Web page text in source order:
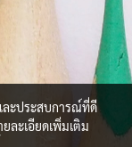
ละประสบการณ์ที่ดี
ละเอียดเพิ่มเติม